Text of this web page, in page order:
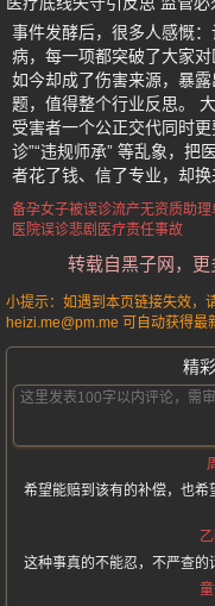
事件发酵后，很多人感慨
病，每一项都突破了大家
如今却成了伤害来源，暴
题，值得整个行业反思。
受害者一个公正交代同时
诊”“违规师承” 等乱象，把
者花了钱、信了专业，却换
备孕女子被误诊流产无资质助理
医院误诊悲剧 医疗责任事故
转载自黑子网，
小提示：如遇到本页链接失效，
heizi.me@pm.me 可自动获得最
精
希望能赔到该有的补偿，也
这种事真的不能忍，不严查的